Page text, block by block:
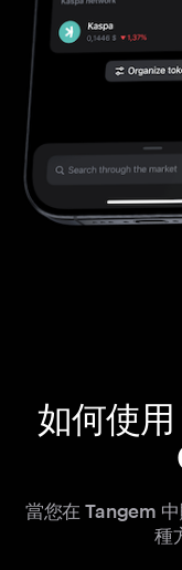
如何使
當您在 Tangem
種